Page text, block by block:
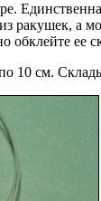
а
обклейте ее
10 см.